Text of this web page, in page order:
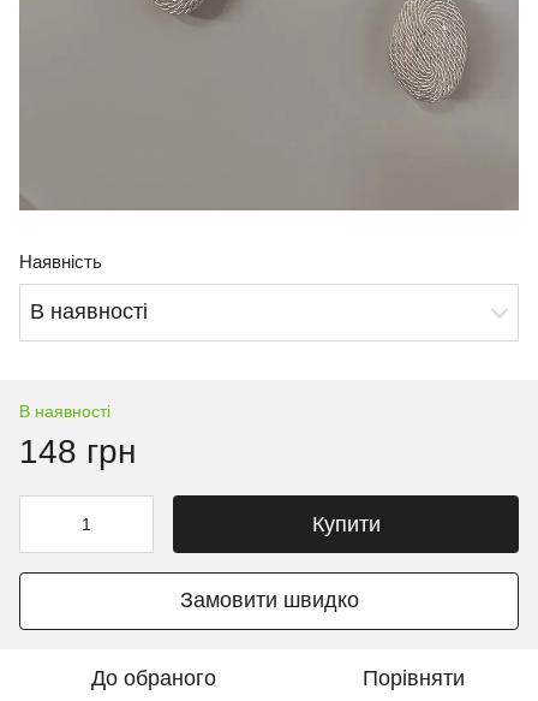
Наявність
В наявності
В наявності
148 грн
Купити
Замовити швидко
До обраного Порівняти